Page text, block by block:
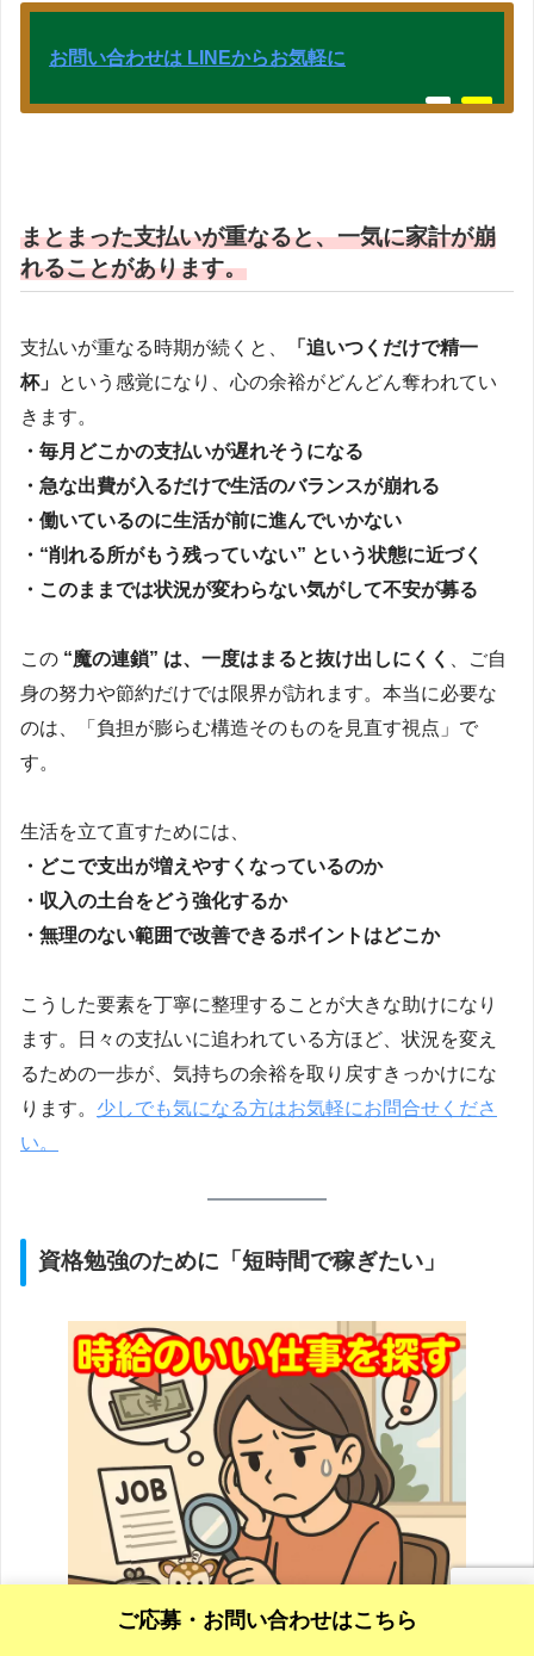
お問い合わせは LINEからお気軽に
まとまった支払いが重なると、一気に家計が崩
れることがあります。
支払いが重なる時期が続くと、
「追いつくだけで精一
杯」 という感覚になり、心の余裕がどんどん奪われてい
きます。
・毎月どこかの支払いが遅れそうになる
・急な出費が入るだけで生活のバランスが崩れる
・働いているのに生活が前に進んでいかない
・“削れる所がもう残っていない” という状態に近づく
・このままでは状況が変わらない気がして不安が募る
この “魔の連鎖” は、一度はまると抜け出しにくく
、ご自
身の努力や節約だけでは限界が訪れます。本当に必要な
のは、「負担が膨らむ構造そのものを見直す視点」で
す。
生活を立て直すためには、
・どこで支出が増えやすくなっているのか
・収入の土台をどう強化するか
・無理のない範囲で改善できるポイントはどこか
こうした要素を丁寧に整理することが大きな助けになり
ます。日々の支払いに追われている方ほど、状況を変え
るための一歩が、気持ちの余裕を取り戻すきっかけにな
ります。 少しでも気になる方はお気軽にお問合せくださ
い。
資格勉強のために「短時間で稼ぎたい」
ご応募・お問い合わせはこちら